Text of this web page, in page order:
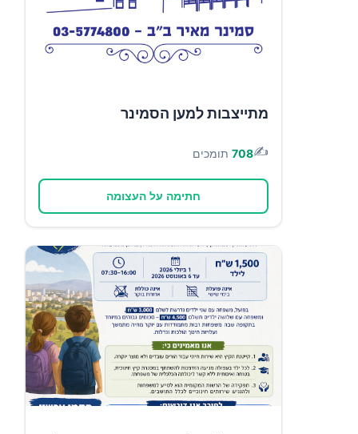
מתייצבות למען הסמינר
✍️
708 תומכים
חתימה על העצומה